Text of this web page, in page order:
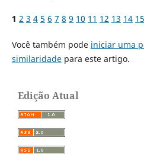
1 2 3 4 5 6 7 8 9 10 11 12 13 14 15
Você também pode iniciar uma
similaridadepara este artigo.
Edição Atual